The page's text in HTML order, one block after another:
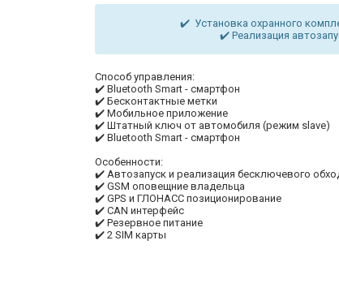
✔️ Установка охранного
✔️ Реализация
Способ управления:
✔️ Bluetooth Smart - смартфон
✔️ Бесконтактные метки
✔️ Мобильное приложение
✔️ Штатный ключ от автомобиля (режим slave)
✔️ Bluetooth Smart - смартфон
Особенности:
✔️ Автозапуск и реализация бесключевого
✔️ GSM оповещние владельца
✔️ GPS и ГЛОНАСС позиционирование
✔️ CAN интерфейс
✔️ Резервное питание
✔️ 2 SIM карты